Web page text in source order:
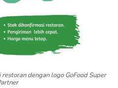
dengan logo GoFood Super